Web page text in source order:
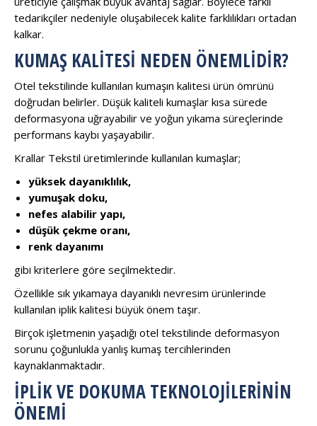
tedarikçiler nedeniyle oluşabilecek kalite farklılıkları ortadan
kalkar.
KUMAŞ KALITESI NEDEN ÖNEMLIDIR?
Otel tekstilinde kullanılan kumaşın kalitesi ürün ömrünü
doğrudan belirler. Düşük kaliteli kumaşlar kısa sürede
deformasyona uğrayabilir ve yoğun yıkama süreçlerinde
performans kaybı yaşayabilir.
Krallar Tekstil üretimlerinde kullanılan kumaşlar;
yüksek dayanıklılık,
yumuşak doku,
nefes alabilir yapı,
düşük çekme oranı,
renk dayanımı
gibi kriterlere göre seçilmektedir.
Özellikle sık yıkamaya dayanıklı nevresim ürünlerinde
kullanılan iplik kalitesi büyük önem taşır.
Birçok işletmenin yaşadığı otel tekstilinde deformasyon
sorunu çoğunlukla yanlış kumaş tercihlerinden
kaynaklanmaktadır.
İPLIK VE DOKUMA TEKNOLOJILERININ
ÖNEMI